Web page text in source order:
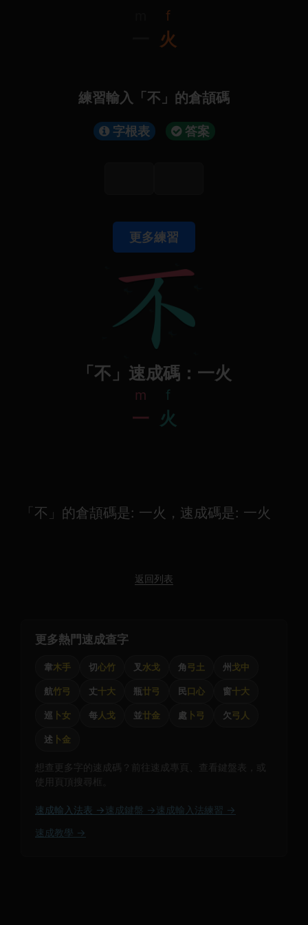
f
火
練習輸入「不」的倉頡碼
字根表 答案
更多練習
「不」速成碼：一火
m
一
f
火
「不」的倉頡碼是: 一火，速成碼是: 一火
返回列表
更多熱門速成查字
韋木手 切心竹 叉 水戈 角弓土 州 戈中
航竹弓 丈十大 瓶廿弓 民口心 窗十大
巡 卜女 每人戈 並廿金 處 卜弓 欠弓人
述 卜金
想查更多字的速成碼？前往速成專頁、查看鍵盤表，或
使用頁頂搜尋框。
速成輸入法表 → 速成鍵盤 → 速成輸入法練習 →
速成教學 →